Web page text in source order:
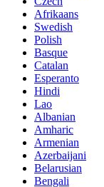
Afrikaans
Swedish
Polish
Basque
Catalan
Esperanto
Hindi
Lao
Albanian
Amharic
Armenian
Azerbaijani
Belarusian
Bengali